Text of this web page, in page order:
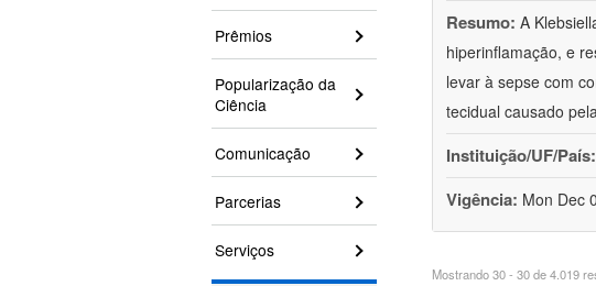
Prêmios
Popularização da
Ciência
Comunicação
Parcerias
Serviços
Resumo: A
hiperinflamação, e
levar à sepse com
tecidual causado
Instituição/UF/País:
Vigência: Mon Dec
Mostrando 30 - 30 de 4.019